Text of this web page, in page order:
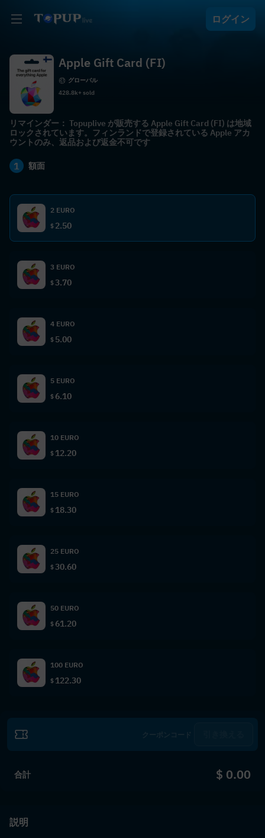
ログイン
Apple Gift Card (FI)
グローバル
428.8k+ sold
リマインダー： Topuplive が販売する Apple Gift Card (FI) は地域
ロックされています。フィンランドで登録されている Apple アカ
ウントのみ、返品および返金不可です
1 額面
2 EURO
$ 2.50
3 EURO
$3.70
4 EURO
$ 5.00
5 EURO
$ 6.10
10 EURO
$ 12.20
15 EURO
$ 18.30
25 EURO
$30.60
50 EURO
$ 61.20
100 EURO
$ 122.30
合計 $ 0.00
説明